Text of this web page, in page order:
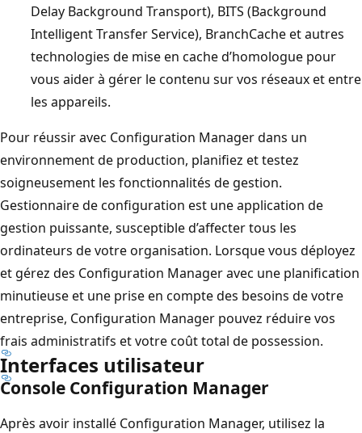
Delay Background Transport), BITS (Background
Intelligent Transfer Service), BranchCache et autres
technologies de mise en cache d’homologue pour
vous aider à gérer le contenu sur vos réseaux et entre
les appareils.
Pour réussir avec Configuration Manager dans un
environnement de production, planifiez et testez
soigneusement les fonctionnalités de gestion.
Gestionnaire de configuration est une application de
gestion puissante, susceptible d’affecter tous les
ordinateurs de votre organisation. Lorsque vous déployez
et gérez des Configuration Manager avec une planification
minutieuse et une prise en compte des besoins de votre
entreprise, Configuration Manager pouvez réduire vos
frais administratifs et votre coût total de possession.
Interfaces utilisateur
Console Configuration Manager
Après avoir installé Configuration Manager, utilisez la